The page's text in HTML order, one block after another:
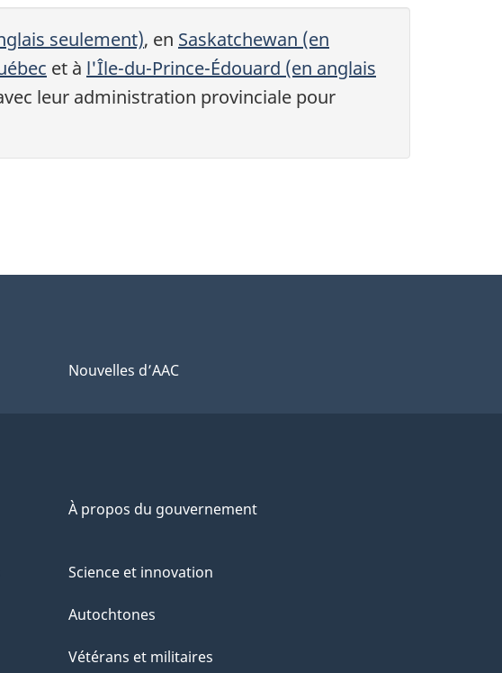
seulement), en Saskatchewan (en
et à l'Île-du-Prince-Édouard (en anglais
leur administration provinciale pour
Nouvelles d’AAC
À propos du gouvernement
Science et innovation
Autochtones
Vétérans et militaires